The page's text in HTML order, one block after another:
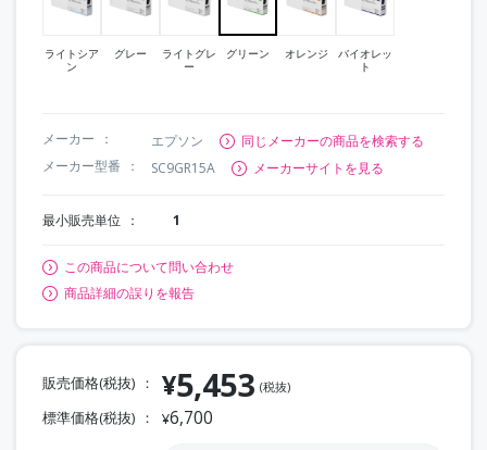
ライトシア
ン
グレー
ライトグレ
ー
グリーン オレンジ
バイオレッ
ト
メーカー エプソン
同じメーカーの商品を検索する
メーカー型番
SC9GR15A メーカーサイトを見る
最小販売単位 1
この商品について問い合わせ
商品詳細の誤りを報告
販売価格(税抜) ¥5,453 (税抜)
標準価格(税抜) ¥6,700